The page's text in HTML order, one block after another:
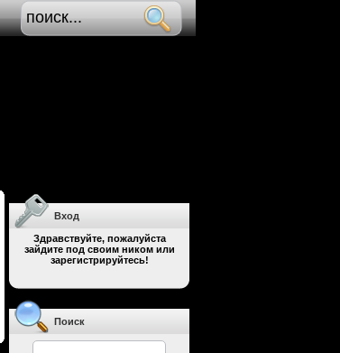
Вход
Здравствуйте, пожалуйста
зайдите под своим ником или
зарегистрируйтесь!
Поиск